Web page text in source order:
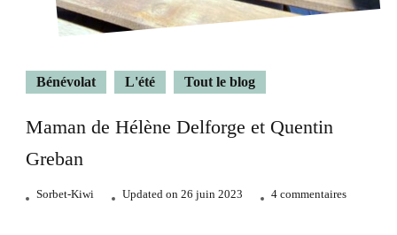
Bénévolat L'été Tout le blog
Maman de Hélène Delforge et Quentin
Greban
Sorbet-Kiwi Updated on 26 juin 2023 4 commentairessur